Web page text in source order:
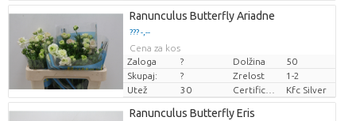
Ranunculus Butterfly Ariadne
??? -,--
Cena za kos
Zaloga
? Dolžina
50
Skupaj:
? Zrelost
1-2
Utež
30 Kfc Silver
Ranunculus Butterfly Eris